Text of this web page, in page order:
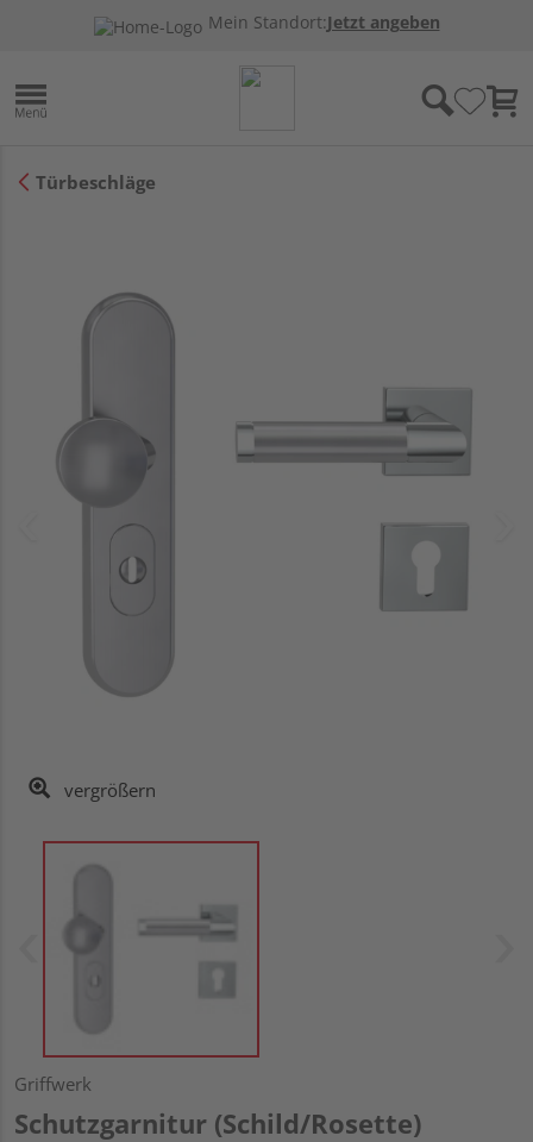
Mein Standort:Jetzt angeben
Türbeschläge
vergrößern
Griffwerk
Schutzgarnitur (Schild/Rosette)